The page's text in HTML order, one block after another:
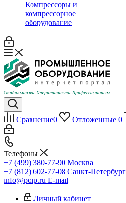
Компрессоры и
компрессорное
оборудование
Сравнение0 Отложенные 0
Телефоны
+7 (499) 380-77-90 Москва
+7 (812) 602-77-08 Санкт-Петербург
info@poip.ru E-mail
Личный кабинет